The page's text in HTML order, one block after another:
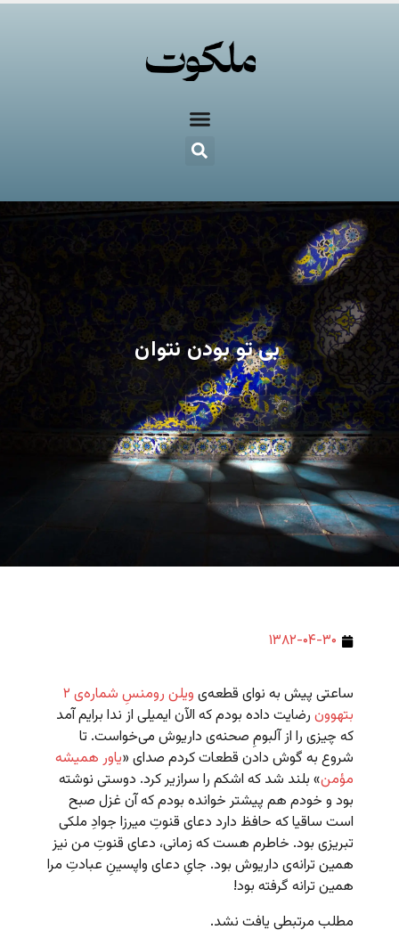
بی تو بودن نتوان
۱۳۸۲-۰۴-۳۰
ساعتی پیش به نوای قطعه‌ی
ویلن رومنسِ شماره‌ی ۲
بتهوون رضایت داده بودم که الآن ایمیلی از ندا برایم آمد
که چیزی را از آلبومِ صحنه‌ی داریوش می‌خواست. تا
شروع به گوش دادن قطعات کردم صدای «یاور همیشه
مؤمن» بلند شد که اشکم را سرازیر کرد. دوستی نوشته
بود و خودم هم پیشتر خوانده بودم که آن غزل صبح
است ساقیا که حافظ دارد دعای قنوتِ میرزا جوادِ ملکی
تبریزی بود. خاطرم هست که زمانی، دعای قنوتِ من نیز
همین ترانه‌ی داریوش بود. جایِ دعای واپسینِ عبادتِ مرا
همین ترانه گرفته بود!
مطلب مرتبطی یافت نشد.